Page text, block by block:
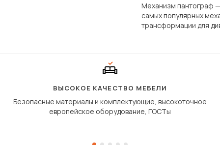
Механизм пантограф
самых популярных
трансформации для
сиденье не
дугообразной
ВЫСОКОЕ КАЧЕСТВО МЕБЕЛИ
Безопасные материалы и комплектующие, высокоточное
европейское оборудование, ГОСТы